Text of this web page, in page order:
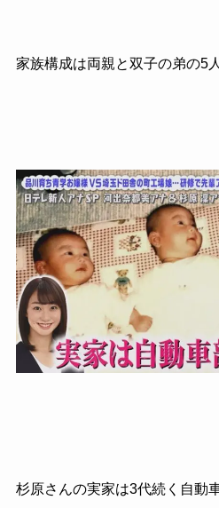
家族構成は両親と双子の弟の5
杉原さんの実家は3代続く自動